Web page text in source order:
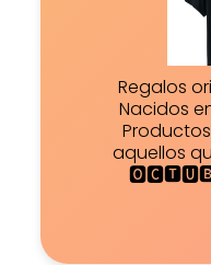
Regalos
Nacidos
aquellos